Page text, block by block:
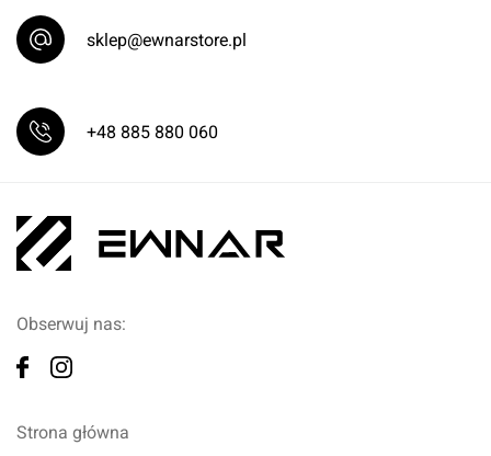
sklep@ewnarstore.pl
+48 885 880 060
Obserwuj nas:
Strona główna